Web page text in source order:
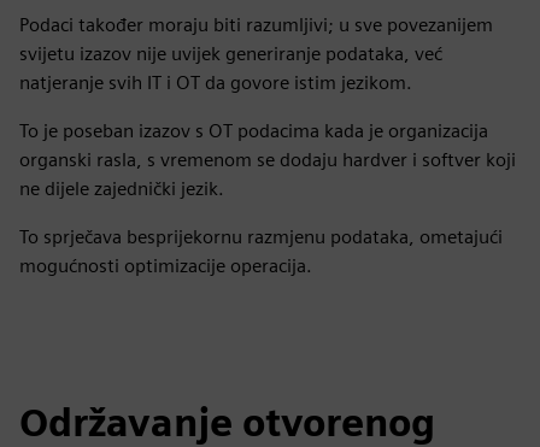
Podaci također moraju biti razumljivi; u sve povezanijem
svijetu izazov nije uvijek generiranje podataka, već
natjeranje svih IT i OT da govore istim jezikom.
To je poseban izazov s OT podacima kada je organizacija
organski rasla, s vremenom se dodaju hardver i softver koji
ne dijele zajednički jezik.
To sprječava besprijekornu razmjenu podataka, ometajući
mogućnosti optimizacije operacija.
Održavanje otvorenog